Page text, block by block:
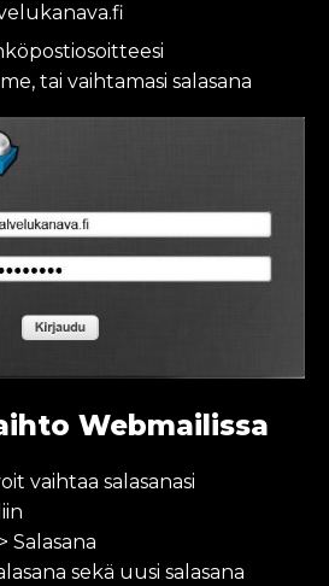
tai vaihtamasi salasana
Webmailissa
vaihtaa salasanasi
Salasana
sekä uusi salasana